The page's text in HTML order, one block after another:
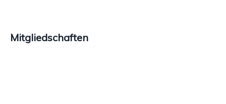
Mitgliedschaften